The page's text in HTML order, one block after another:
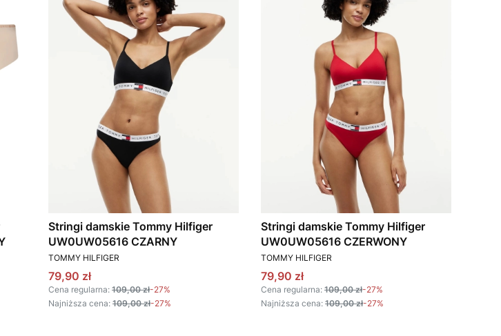
Stringi damskie Tommy Hilfiger
UW0UW05616 CZARNY
PRODUCENT
TOMMY HILFIGER
Cena promocyjna
79,90 zł
Cena regularna: 109,00 zł-27%
Najniższa cena: 109,00 zł-27%
Stringi damskie Tommy Hilfiger
UW0UW05616 CZERWONY
PRODUCENT
TOMMY HILFIGER
Cena promocyjna
79,90 zł
Cena regularna: 109,00 zł-27%
Najniższa cena: 109,00 zł-27%